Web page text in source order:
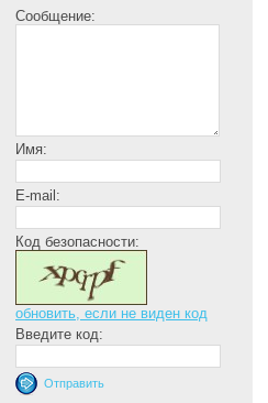
Сообщение:
Имя:
E-mail:
Код безопасности:
обновить, если не виден код
Введите код: